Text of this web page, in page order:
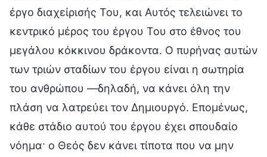
έργο διαχείρισής Του, και Αυτός τελειώνει το
κεντρικό μέρος του έργου Του στο έθνος του
μεγάλου κόκκινου δράκοντα. Ο πυρήνας αυτών
των τριών σταδίων του έργου είναι η σωτηρία
του ανθρώπου —δηλαδή, να κάνει όλη την
πλάση να λατρεύει τον Δημιουργό. Επομένως,
κάθε στάδιο αυτού του έργου έχει σπουδαίο
νόημα· ο Θεός δεν κάνει τίποτα που να μην